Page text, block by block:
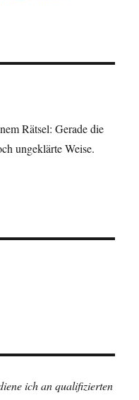
Rätsel: Gerade die
ungeklärte Weise.
ich an qualifizierten